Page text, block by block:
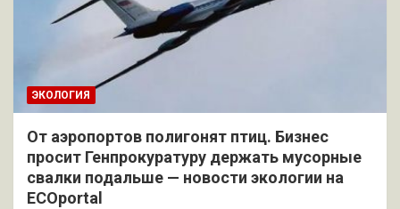
ЭКОЛОГИЯ
От аэропортов полигонят птиц. Бизнес
просит Генпрокуратуру держать мусорные
свалки подальше — новости экологии на
ECOportal